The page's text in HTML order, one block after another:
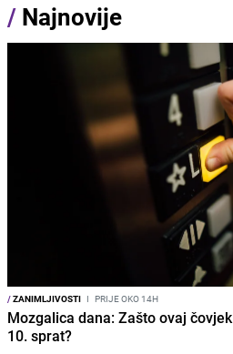
/ Najnovije
/ZANIMLJIVOSTI I PRIJE OKO 14H
Mozgalica dana: Zašto ovaj
10. sprat?